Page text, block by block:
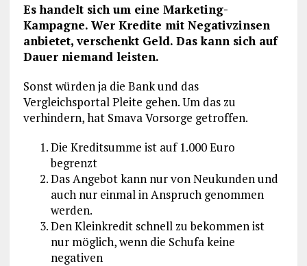
Es handelt sich um eine Marketing-
Kampagne. Wer Kredite mit Negativzinsen
anbietet, verschenkt Geld. Das kann sich auf
Dauer niemand leisten.
Sonst würden ja die Bank und das
Vergleichsportal Pleite gehen. Um das zu
verhindern, hat Smava Vorsorge getroffen.
Die Kreditsumme ist auf 1.000 Euro
begrenzt
Das Angebot kann nur von Neukunden und
auch nur einmal in Anspruch genommen
werden.
Den Kleinkredit schnell zu bekommen ist
nur möglich, wenn die Schufa keine
negativen